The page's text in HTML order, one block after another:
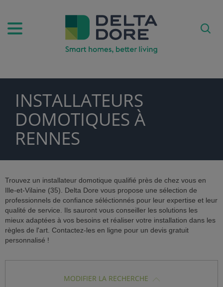
& SERVICES)
INSTALLATEURS
DOMOTIQUES À
RENNES
Trouvez un installateur domotique qualifié près de chez vous en
Ille-et-Vilaine (35). Delta Dore vous propose une sélection de
professionnels de confiance séléctionnés pour leur expertise et leur
qualité de service. Ils sauront vous conseiller les solutions les
mieux adaptées à vos besoins et réaliser votre installation dans les
règles de l'art. Contactez-les en ligne pour un devis gratuit
personnalisé !
MODIFIER LA RECHERCHE